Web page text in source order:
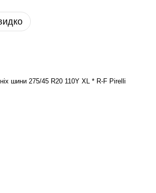
шини 275/45 R20 110Y XL * R-F Pirelli